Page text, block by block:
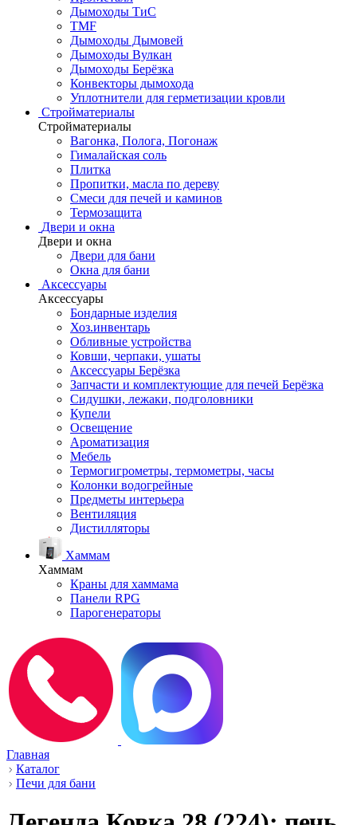
Дымоходы ТиС
TMF
Дымоходы Дымовей
Дымоходы Вулкан
Дымоходы Берёзка
Конвекторы дымохода
Уплотнители для герметизации кровли
Стройматериалы
Стройматериалы
Вагонка, Полога, Погонаж
Гималайская соль
Плитка
Пропитки, масла по дереву
Смеси для печей и каминов
Термозащита
Двери и окна
Двери и окна
Двери для бани
Окна для бани
Аксессуары
Аксессуары
Бондарные изделия
Хоз.инвентарь
Обливные устройства
Ковши, черпаки, ушаты
Аксессуары Берёзка
Запчасти и комплектующие для печей Берёзка
Сидушки, лежаки, подголовники
Купели
Освещение
Ароматизация
Мебель
Термогигрометры, термометры, часы
Колонки водогрейные
Предметы интерьера
Вентиляция
Дистилляторы
Хаммам
Хаммам
Краны для хаммама
Панели RPG
Парогенераторы
Главная
Каталог
Печи для бани